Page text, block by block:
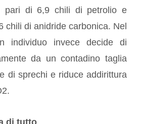
pari di 6,9 chili di petrolio e
chili di anidride carbonica. Nel
individuo invece decide di
da un contadino taglia
di sprechi e riduce addirittura